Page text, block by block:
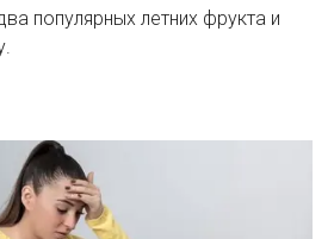
популярных летних фрукта и